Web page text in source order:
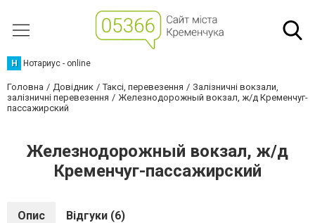
Н Нотариус - online
Головна Довідник Таксі, перевезення
Залізничні вокзали,
залізничні перевезення
Железнодорожный вокзал, ж/д Кременчуг-
пассажирский
Железнодорожный вокзал, ж/д
Кременчуг-пассажирский
Опис Відгуки (6)